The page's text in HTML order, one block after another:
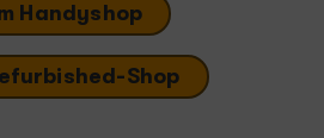
Handyshop
Shop